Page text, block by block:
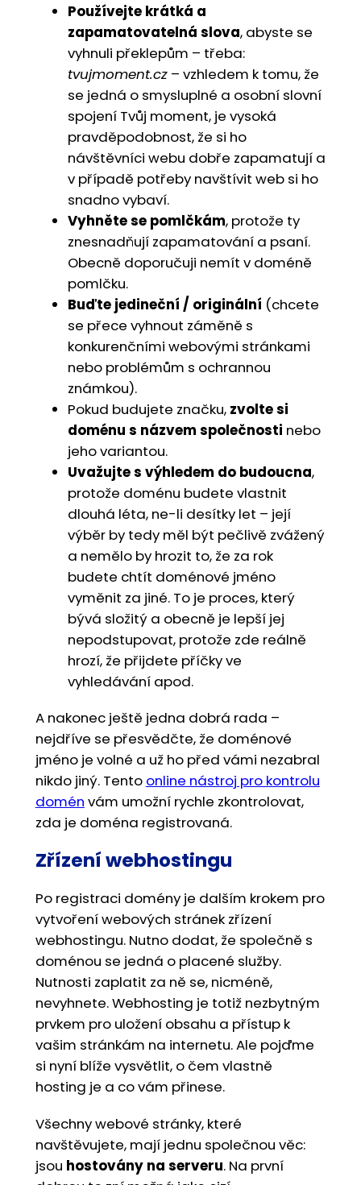
Používejte krátká a
zapamatovatelná slova, abyste se
vyhnuli překlepům – třeba:
tvujmoment.cz– vzhledem k tomu, že
se jedná o smysluplné a osobní slovní
spojení Tvůj moment, je vysoká
pravděpodobnost, že si ho
návštěvníci webu dobře zapamatují a
v případě potřeby navštívit web si ho
snadno vybaví.
Vyhněte se pomlčkám, protože ty
znesnadňují zapamatování a psaní.
Obecně doporučuji nemít v doméně
pomlčku.
Buďte jedineční / originální (chcete
se přece vyhnout záměně s
konkurenčními webovými stránkami
nebo problémům s ochrannou
známkou).
Pokud budujete značku, zvolte si
doménu s názvem společnosti nebo
jeho variantou.
Uvažujte s výhledem do budoucna,
protože doménu budete vlastnit
dlouhá léta, ne-li desítky let – její
výběr by tedy měl být pečlivě zvážený
a nemělo by hrozit to, že za rok
budete chtít doménové jméno
vyměnit za jiné. To je proces, který
bývá složitý a obecně je lepší jej
nepodstupovat, protože zde reálně
hrozí, že přijdete příčky ve
vyhledávání apod.
A nakonec ještě jedna dobrá rada –
nejdříve se přesvědčte, že doménové
jméno je volné a už ho před vámi nezabral
nikdo jiný. Tento online nástroj pro kontrolu
domén vám umožní rychle zkontrolovat,
zda je doména registrovaná.
Zřízení webhostingu
Po registraci domény je dalším krokem pro
vytvoření webových stránek zřízení
webhostingu. Nutno dodat, že společně s
doménou se jedná o placené služby.
Nutnosti zaplatit za ně se, nicméně,
nevyhnete. Webhosting je totiž nezbytným
prvkem pro uložení obsahu a přístup k
vašim stránkám na internetu. Ale pojďme
si nyní blíže vysvětlit, o čem vlastně
hosting je a co vám přinese.
Všechny webové stránky, které
navštěvujete, mají jednu společnou věc:
jsou hostovány na serveru. Na první